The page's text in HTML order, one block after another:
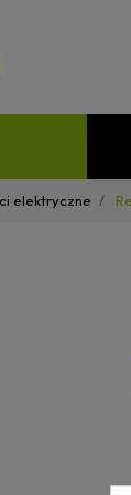
elektryczne